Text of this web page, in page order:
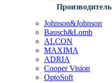
Производитель
Johnson&Johnson
Bausch&Lomb
ALCON
MAXIMA
ADRIA
Cooper Vision
OptoSoft